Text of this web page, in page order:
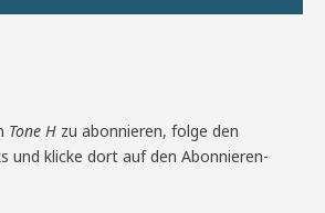
Tone H zu abonnieren, folge den
und klicke dort auf den Abonnieren-